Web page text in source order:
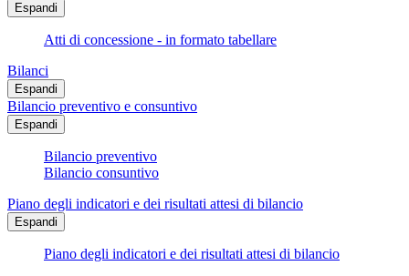
Espandi
Atti di concessione - in formato tabellare
Bilanci
Espandi
Bilancio preventivo e consuntivo
Espandi
Bilancio preventivo
Bilancio consuntivo
Piano degli indicatori e dei risultati attesi di bilancio
Espandi
Piano degli indicatori e dei risultati attesi di bilancio